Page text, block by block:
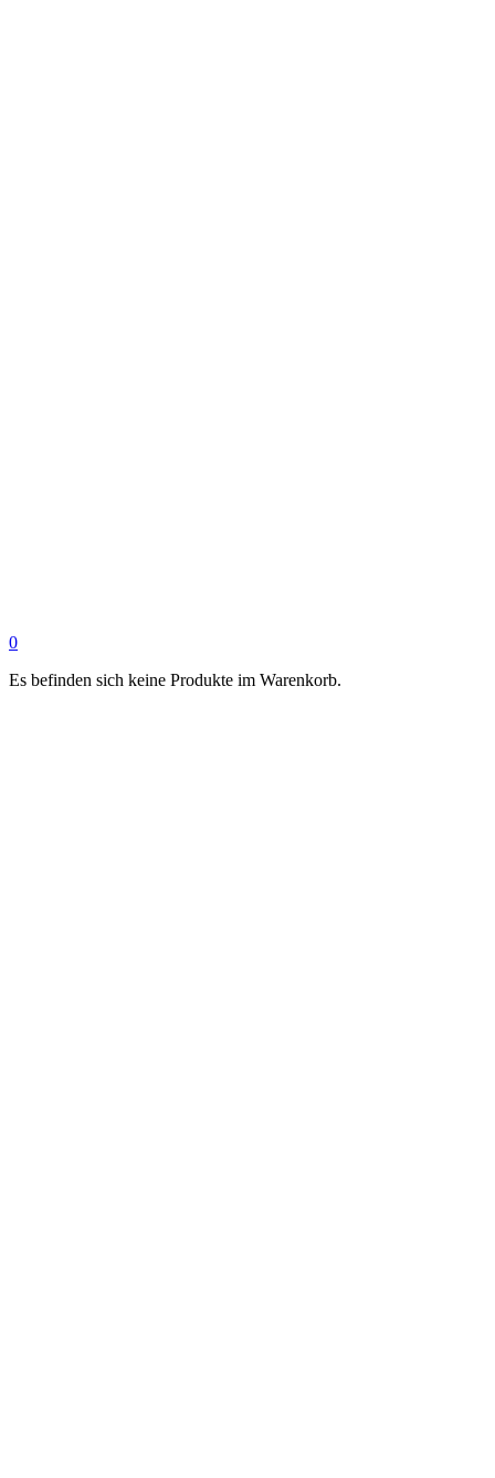
0
Es befinden sich keine Produkte im Warenkorb.